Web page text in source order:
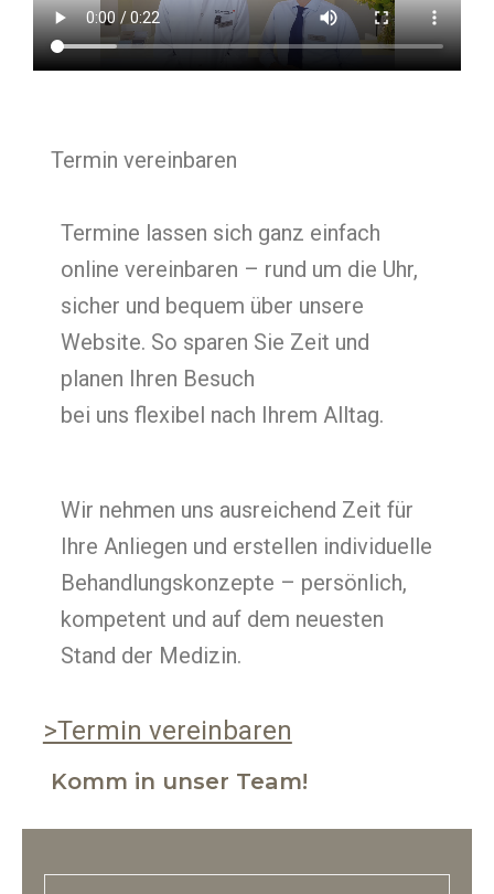
Termin vereinbaren
Termine lassen sich ganz einfach
online vereinbaren – rund um die Uhr,
sicher und bequem über unsere
Website. So sparen Sie Zeit und
planen Ihren Besuch
bei uns flexibel nach Ihrem Alltag.
Wir nehmen uns ausreichend Zeit für
Ihre Anliegen und erstellen individuelle
Behandlungskonzepte – persönlich,
kompetent und auf dem neuesten
Stand der Medizin.
>Termin vereinbaren
Komm in unser Team!